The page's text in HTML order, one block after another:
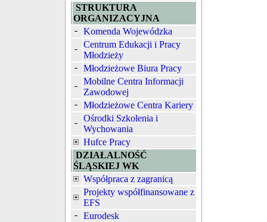
STRUKTURA
ORGANIZACYJNA
Komenda Wojewódzka
Centrum Edukacji i Pracy
Młodzieży
Młodzieżowe Biura Pracy
Mobilne Centra Informacji
Zawodowej
Młodzieżowe Centra Kariery
Ośrodki Szkolenia i
Wychowania
Hufce Pracy
DZIAŁALNOŚĆ
ŚLĄSKIEJ WK
Współpraca z zagranicą
Projekty współfinansowane z
EFS
Eurodesk